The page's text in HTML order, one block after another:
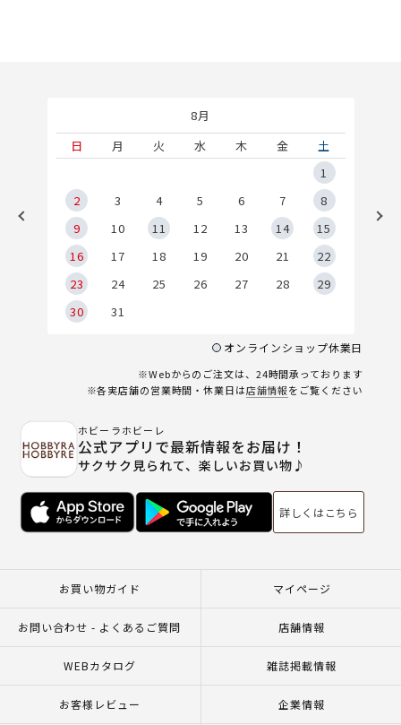
8月
日
月 火 水 木 金
土
1
2
3 4 5 6 7
8
9
10 11 12 13 14
15
16
17 18 19 20 21
22
23
24 25 26 27 28
29
30
31
オンラインショップ休業日
※Webからのご注文は、24時間承っております
※各実店舗の営業時間・休業日は店舗情報をご覧ください
ホビーラホビーレ
公式アプリで最新情報をお届け！
サクサク見られて、楽しいお買い物♪
詳しくはこちら
お買い物ガイド マイページ
お問い合わせ - よくあるご質問 店舗情報
WEBカタログ 雑誌掲載情報
お客様レビュー 企業情報